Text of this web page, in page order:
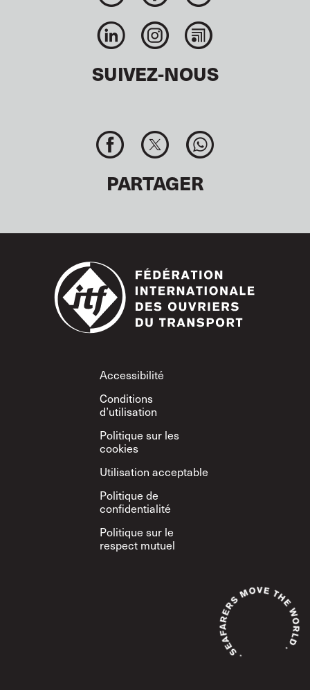
SUIVEZ-NOUS
PARTAGER
Footer
Accessibilité
Conditions
d’utilisation
Politique sur les
cookies
Utilisation acceptable
Politique de
confidentialité
Politique sur le
respect mutuel